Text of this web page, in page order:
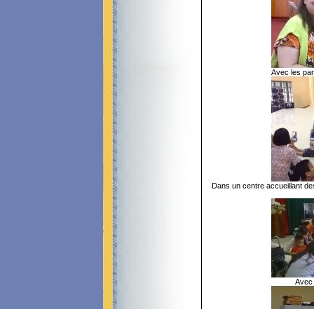
Avec les
Dans un centre accueillant
Avec